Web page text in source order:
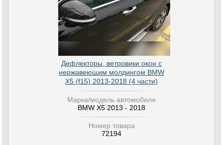
Дефлекторы, ветровики окон с
нержавеющим молдингом BMW
X5 (f15) 2013-2018 (4 части)
Марка/модель автомобиля
BMW X5 2013 - 2018
Номер товара
72194